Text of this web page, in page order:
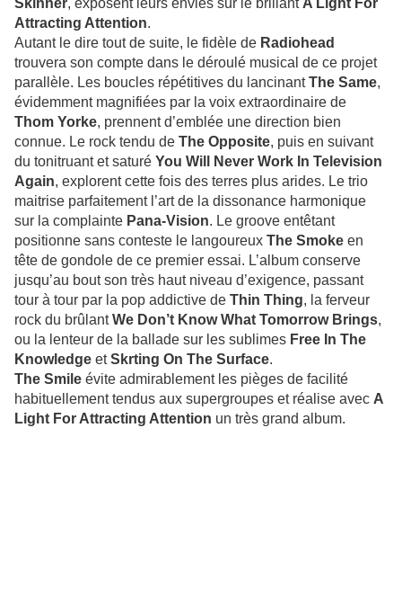
Skinner, exposent leurs envies sur le brillant A Light For
Attracting Attention.
Autant le dire tout de suite, le fidèle de Radiohead
trouvera son compte dans le déroulé musical de ce projet
parallèle. Les boucles répétitives du lancinantThe Same,
évidemment magnifiées par la voix extraordinaire de
Thom Yorke, prennent d’emblée une direction bien
connue. Le rock tendu de The Opposite, puis en suivant
du tonitruant et saturé You Will Never Work In Television
Again, explorent cette fois des terres plus arides. Le trio
maitrise parfaitement l’art de la dissonance harmonique
sur la complainte Pana-Vision. Le groove entêtant
positionne sans conteste le langoureux The Smoke en
tête de gondole de ce premier essai. L’album conserve
jusqu’au bout son très haut niveau d’exigence, passant
tour à tour par la pop addictive de Thin Thing, la ferveur
rock du brûlantWe Don’t Know What Tomorrow Brings,
ou la lenteur de la ballade sur les sublimes Free In The
Knowledge etSkrting On The Surface.
The Smile évite admirablement les pièges de facilité
habituellement tendus aux supergroupes et réalise avec A
Light For Attracting Attention un très grand album.